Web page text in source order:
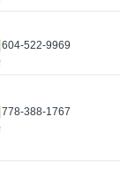
604-522-9969
778-388-1767